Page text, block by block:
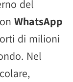
del
WhatsApp
di milioni
Nel